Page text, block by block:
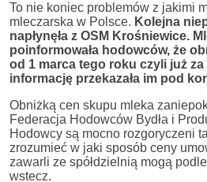
To nie koniec problemów z jakimi
mleczarska w Polsce. Kolejna
napłynęła z OSM Krośniewice.
poinformowała hodowców, że
od 1 marca tego roku czyli już
informację przekazała im pod
Obniżką cen skupu mleka
Federacja Hodowców Bydła i
Hodowcy są mocno rozgoryczeni
zrozumieć w jaki sposób ceny
zawarli ze spółdzielnią mogą
wstecz.